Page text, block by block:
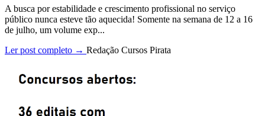
A busca por estabilidade e crescimento profissional no serviço
público nunca esteve tão aquecida! Somente na semana de 12 a 16
de julho, um volume exp...
Ler post completo → Redação Cursos Pirata